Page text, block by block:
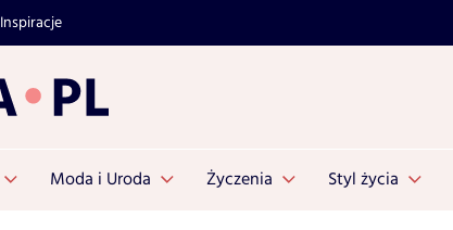
Inspiracje
Moda i Uroda Życzenia Styl życia